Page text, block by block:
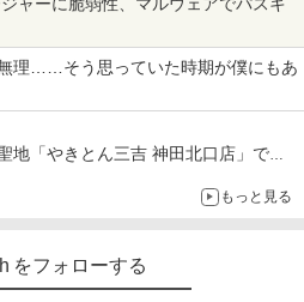
理……そう思っていた時期が僕にもあ
地「やきとん三吉 神田北口店」で
NVIDIAに怒られたからではないもっと見る
をフォローする